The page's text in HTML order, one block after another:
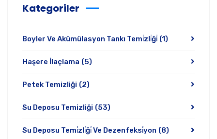
Kategoriler
Boyler Ve Akümülasyon Tankı Temi̇zli̇ği̇ (1)
Haşere İlaçlama (5)
Petek Temizliği (2)
Su Deposu Temizliği (53)
Su Deposu Temi̇zli̇ği̇ Ve Dezenfeksi̇yon (8)